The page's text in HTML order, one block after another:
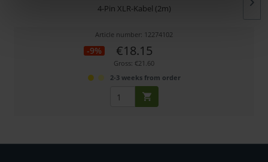
4-Pin XLR-Kabel (2m)
Article number: 12274102
-9% €18.15
Gross: €21.60
2-3 weeks from order